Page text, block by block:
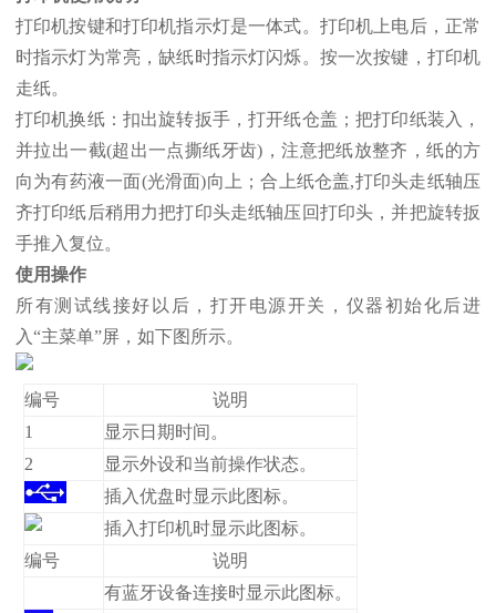
打印机按键和打印机指示灯是一体式。打印机上电后，正常
时指示灯为常亮，缺纸时指示灯闪烁。按一次按键，打印机
走纸。
打印机换纸：扣出旋转扳手，打开纸仓盖；把打印纸装入，
并拉出一截(超出一点撕纸牙齿)，注意把纸放整齐，纸的方
向为有药液一面(光滑面)向上；合上纸仓盖,打印头走纸轴压
齐打印纸后稍用力把打印头走纸轴压回打印头，并把旋转扳
手推入复位。
使用操作
所有测试线接好以后，打开电源开关，仪器初始化后进
入“主菜单”屏，如下图所示。
编号
说明
1
显示日期时间。
2
显示外设和当前操作状态。
插入优盘时显示此图标。
插入打印机时显示此图标。
编号
说明
有蓝牙设备连接时显示此图标。